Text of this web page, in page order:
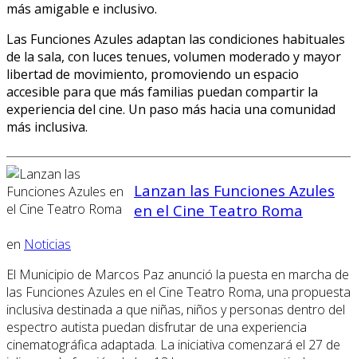
más amigable e inclusivo.
Las Funciones Azules adaptan las condiciones habituales
de la sala, con luces tenues, volumen moderado y mayor
libertad de movimiento, promoviendo un espacio
accesible para que más familias puedan compartir la
experiencia del cine. Un paso más hacia una comunidad
más inclusiva.
Lanzan las Funciones Azules
en el Cine Teatro Roma
en Noticias
El Municipio de Marcos Paz anunció la puesta en marcha de
las Funciones Azules en el Cine Teatro Roma, una propuesta
inclusiva destinada a que niñas, niños y personas dentro del
espectro autista puedan disfrutar de una experiencia
cinematográfica adaptada. La iniciativa comenzará el 27 de